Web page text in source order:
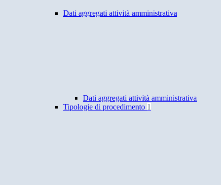
Dati aggregati attività amministrativa
Dati aggregati attività amministrativa
Tipologie di procedimento 1